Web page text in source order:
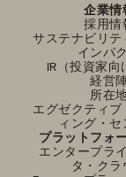
企業情
採用情
サステナビリテ
インパ
IR（投資家向
経営
所在
エグゼクティブ
ィング・セ
プラットフォ
エンタープラ
タ・クラ